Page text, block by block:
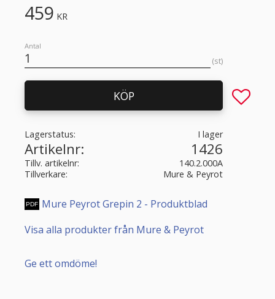
459 KR
Antal
st
KÖP Lägg till
Lagerstatus I lager
Artikelnr 1426
Tillv. artikelnr
140.2.000A
Tillverkare
Mure & Peyrot
Mure Peyrot Grepin 2 - Produktblad
Visa alla produkter från Mure & Peyrot
Ge ett omdöme!